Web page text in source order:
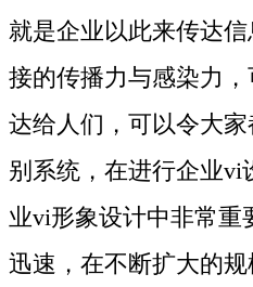
就是企业以此来传达
接的传播力与感染力
达给人们，可以令大
别系统，在进行企业vi
业vi形象设计中非常重
迅速，在不断扩大的